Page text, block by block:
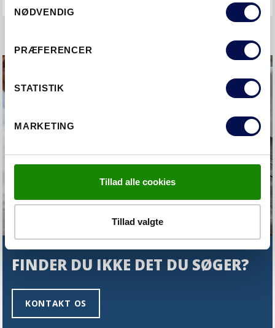
NØDVENDIG
PRÆFERENCER
STATISTIK
MARKETING
Tillad alle cookies
Tillad valgte
FINDER DU IKKE DET DU SØGER?
KONTAKT OS